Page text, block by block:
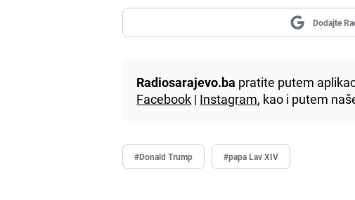
Dodajte
Radiosarajevo.ba pratite putem
Facebook | Instagram, kao i putem
#Donald Trump #papa Lav XIV